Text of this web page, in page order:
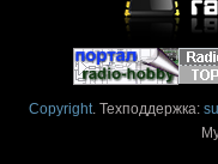
Copyright. Техподдержка: